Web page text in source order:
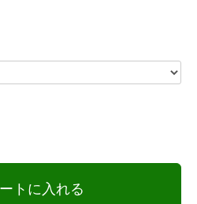
トに入れる